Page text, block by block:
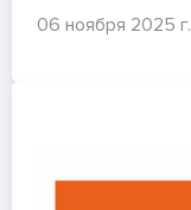
06 ноября 2025 г.